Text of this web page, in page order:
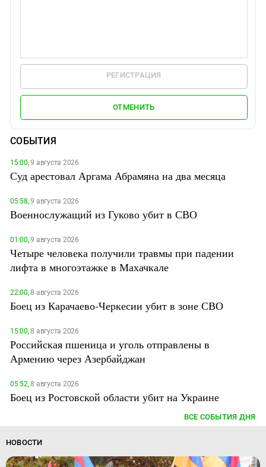
РЕГИСТРАЦИЯ
ОТМЕНИТЬ
СОБЫТИЯ
15:00,9 августа 2026
Суд арестовал Аргама Абрамяна на два месяца
05:58,9 августа 2026
Военнослужащий из Гуково убит в СВО
01:00,9 августа 2026
Четыре человека получили травмы при падении
лифта в многоэтажке в Махачкале
22:00,8 августа 2026
Боец из Карачаево-Черкесии убит в зоне СВО
15:00,8 августа 2026
Российская пшеница и уголь отправлены в
Армению через Азербайджан
05:52,8 августа 2026
Боец из Ростовской области убит на Украине
ВСЕ СОБЫТИЯ ДНЯ
НОВОСТИ